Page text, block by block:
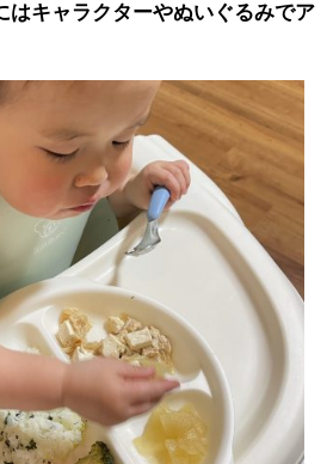
はキャラクターやぬいぐるみでア